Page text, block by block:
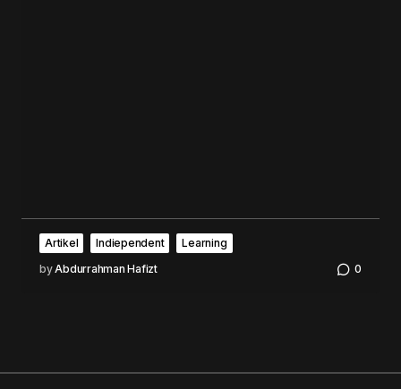
Artikel Indiependent
Learning
byAbdurrahman Hafizt 0